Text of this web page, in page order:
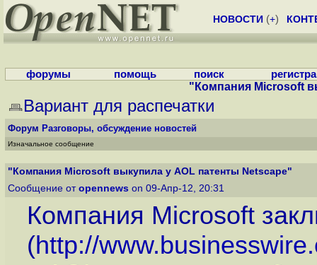
НОВОСТИ (+)
форумы помощь поиск
"Компания Microsoft
Вариант для распечатки
Форум Разговоры, обсуждение новостей
Изначальное сообщение
"Компания Microsoft выкупила у AOL патенты Netscape"
Сообщение от opennews on 09-Апр-12, 20:31
Компания Microsoft
(http://